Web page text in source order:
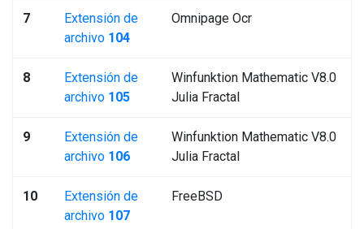
7
Extensión de
archivo 104
Omnipage Ocr
8
Extensión de
archivo 105
Winfunktion Mathematic V8.0
Julia Fractal
9
Extensión de
archivo 106
Winfunktion Mathematic V8.0
Julia Fractal
10
Extensión de
archivo 107
FreeBSD